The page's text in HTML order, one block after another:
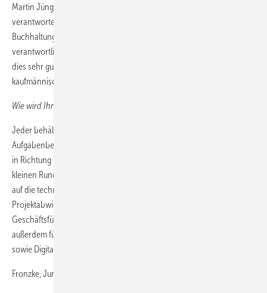
Martin Jüngel ist als CFO das Mastermind hinter unseren Zahlen. Er
verantwortet nicht nur die Unternehmensfinanzen, er ist auch für
Buchhaltung, Controlling und IT, Einkauf und öffentliche Fördermittel
verantwortlich. Martin kombiniert Überblick und Weitblick und kann
dies sehr gut vermitteln. Mit Scharfsinn und Sorgfalt räumt er so alle
kaufmännischen Hürden aus dem Weg.
Wie wird Ihre Aufgabenteilung aussehen?
Jeder behält im Prinzip die Verantwortung für seinen bisherigen
Aufgabenbereich. Martin übernimmt zusätzlich die Sprecheraufgabe
in Richtung unserer Gesellschafter. Bei der bunten und nicht gerade
kleinen Runde eine große Aufgabe. Frank konzentriert sich komplett
auf die technischen Themen. Daher haben wir dort nun auch die
Projektabwicklung angesiedelt. Ich kümmere mich als Sprecher der
Geschäftsführung um die Vertretung von H2 Mobility nach außen, bin
außerdem für Vertrieb, Kunden, Produkt- und Projektentwicklung
sowie Digital Solutions und Personal verantwortlich.
Fronzke, Jung, Iwan, Jüngel (v. l.)